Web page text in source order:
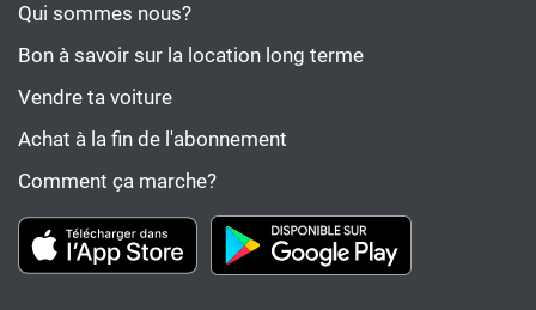
Qui sommes nous?
Bon à savoir sur la location long terme
Vendre ta voiture
Achat à la fin de l'abonnement
Comment ça marche?